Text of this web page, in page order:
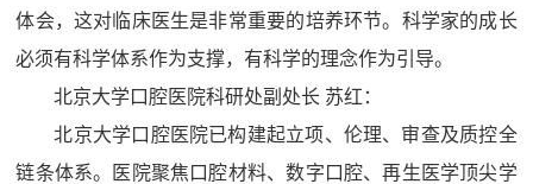
体会，这对临床医生是非常重要的培养环节。科学家的成长
必须有科学体系作为支撑，有科学的理念作为引导。
北京大学口腔医院科研处副处长 苏红：
北京大学口腔医院已构建起立项、伦理、审查及质控全
链条体系。医院聚焦口腔材料、数字口腔、再生医学顶尖学